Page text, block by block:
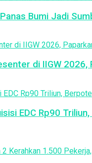
Bumi Jadi
di IIGW
EDC Rp90